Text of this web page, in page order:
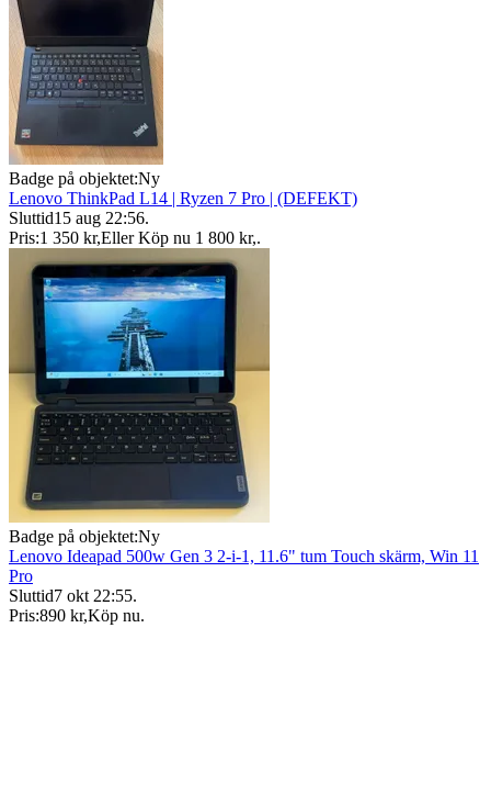
Badge på objektet:Ny
Lenovo ThinkPad L14 | Ryzen 7 Pro | (DEFEKT)
Sluttid15 aug 22:56.
Pris:1 350 kr,Eller Köp nu 1 800 kr,.
Badge på objektet:Ny
Lenovo Ideapad 500w Gen 3 2-i-1, 11.6" tum Touch skärm, Win 11
Pro
Sluttid7 okt 22:55.
Pris:890 kr,Köp nu.